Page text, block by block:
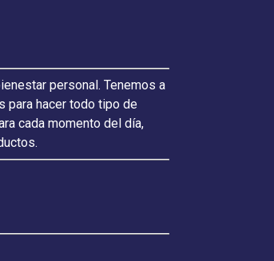
personal. Tenemos a
para hacer todo tipo de
cada momento del día,